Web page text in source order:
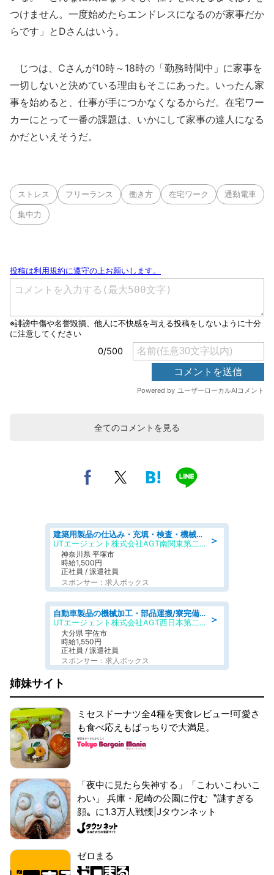
つけません。一度始めたらエンドレスになるのが家事だか
らです」とDさんはいう。
じつは、Cさんが10時～18時の「勤務時間中」に家事を
一切しないと決めている理由もそこにあった。いったん家
事を始めると、仕事が手につかなくなるからだ。在宅ワー
カーにとって一番の課題は、いかにして家事の達人になる
かだといえそうだ。
ストレス フリーランス 働き方 在宅ワーク 通勤電車
集中力
全てのコメントを見る
＞
建築用製品の仕込み・充填・検査・機械操作/寮完備/日払い/工場・製造
UTエージェント株式会社AGT南関東第二CU
神奈川県 平塚市
時給1,500円
正社員 / 派遣社員
スポンサー：求人ボックス
＞
自動車製品の機械加工・部品運搬/寮完備/日払い/工場・製造
UTエージェント株式会社AGT西日本第二CU
大分県 宇佐市
時給1,550円
正社員 / 派遣社員
スポンサー：求人ボックス
姉妹サイト
ミセスドーナツ全4種を実食レビュー!可愛さ
も食べ応えもばっちりで大満足。
「夜中に見たら失神する」「こわいこわいこ
わい」 兵庫・尼崎の公園に佇む〝謎すぎる
顔〟に1.3万人戦慄|Jタウンネット
ゼロまる